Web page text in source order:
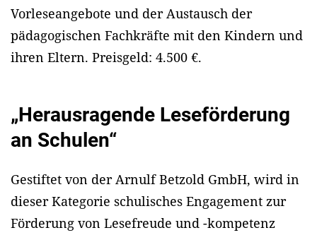
Vorleseangebote und der Austausch der
pädagogischen Fachkräfte mit den Kindern und
ihren Eltern. Preisgeld: 4.500 €.
„Herausragende Leseförderung
an Schulen“
Gestiftet von der Arnulf Betzold GmbH, wird in
dieser Kategorie schulisches Engagement zur
Förderung von Lesefreude und -kompetenz